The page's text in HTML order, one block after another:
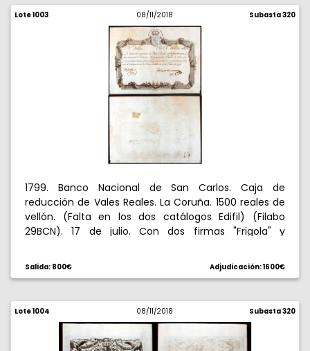
de la substitución de la Caja de Amortización por la
de Consolidación, continuó vigente bajo la
ocupación francesa, uno de los sellos en seco es de
José Napoleón. Pequeñas perforaciones a lo largo de
los dos pliegues, pero muy limpio, completo y con
tres firmas "Sampelago", "Destonez" y "Palomeque".
Rarísimo. Cinco ejemplares conocidos, dos de ellos
en instituciones oficiales. MBC-.
Lote 1003 08/11/2018 Subasta 320
1799. Banco Nacional de San Carlos. Caja de
reducción de Vales Reales. La Coruña. 1500 reales de
vellón. (Falta en los dos catálogos Edifil) (Filabo
29BCN). 17 de julio. Con dos firmas "Frigola" y
agujero de polilla, y dos marcas de charnela en
reverso observables en anverso. Rarísimo. Tres
Salida: 800€ Adjudicación: 1600€
Lote 1004 08/11/2018 Subasta 320